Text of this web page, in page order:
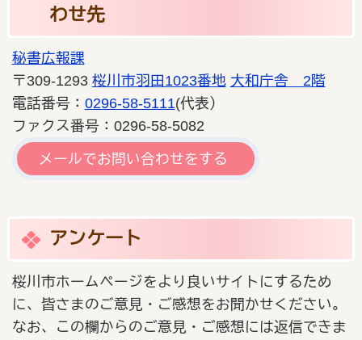
わせ先
秘書広報課
〒309-1293 桜川市羽田1023番地 大和庁舎 2階
電話番号： 0296-58-5111(代表）
ファクス番号：0296-58-5082
メールでお問い合わせをする
アンケート
桜川市ホームページをより良いサイトにするため
に、皆さまのご意見・ご感想をお聞かせください。
なお、この欄からのご意見・ご感想には返信できま